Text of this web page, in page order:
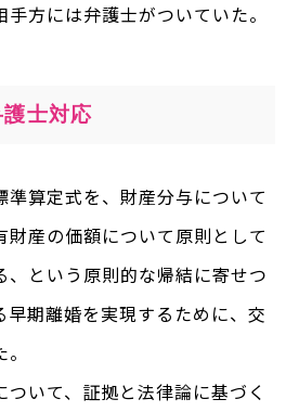
方には弁護士がついていた。
士対応
準算定式を、財産分与について
財産の価額について原則として
、という原則的な帰結に寄せつ
早期離婚を実現するために、交
いて、証拠と法律論に基づく